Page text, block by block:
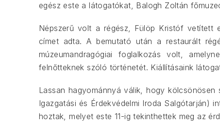
egész este a látogatókat, Balogh Zoltán
Népszerű volt a régész, Fülöp Kristóf vetített
címet adta. A bemutató után a restaurált
múzeumandragógiai foglalkozás volt,
felnőtteknek szóló történetét. Kiállításaink
Lassan hagyománnyá válik, hogy
Igazgatási és Érdekvédelmi Iroda Salgótarján)
hoztak, melyet este 11-ig tekinthettek meg az